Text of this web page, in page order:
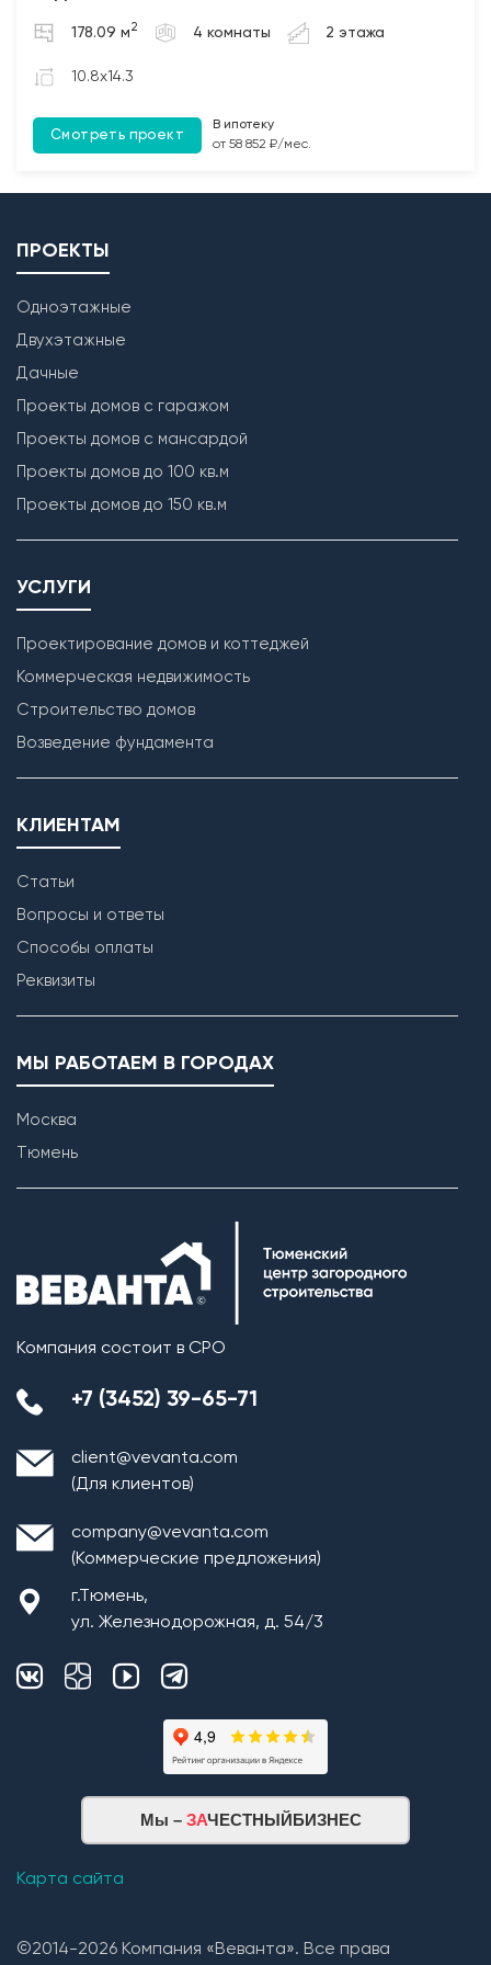
участков между плит перекрытия (при наличии);
обработкой Биозащитным составом.
Лестница
Возведение внутренних перегородок
Монтаж плит перекрытия
Кровельная система
1. Монтаж стропильной системы из пиломатериала
(Технониколь, Дёке) и Металлочерепицы (в
178.09 м 2 4 комнаты 2 этажа
10.8x14.3
Смотреть проект
В ипотеку
от 58 852 ₽/мес.
ПРОЕКТЫ
Одноэтажные
Двухэтажные
Дачные
Проекты домов с гаражом
Проекты домов с мансардой
Проекты домов до 100 кв.м
Проекты домов до 150 кв.м
УСЛУГИ
Проектирование домов и коттеджей
Коммерческая недвижимость
Строительство домов
Возведение фундамента
КЛИЕНТАМ
Статьи
Вопросы и ответы
Способы оплаты
Реквизиты
МЫ РАБОТАЕМ В ГОРОДАХ
Москва
Тюмень
Компания состоит в СРО
+7 (3452) 39-65-71
client@vevanta.com
(Для клиентов)
company@vevanta.com
(Коммерческие предложения)
г.Тюмень,
ул. Железнодорожная, д. 54/3
Мы – ЗАЧЕСТНЫЙБИЗНЕС
Карта сайта
©2014-2026 Компания «Веванта». Все права